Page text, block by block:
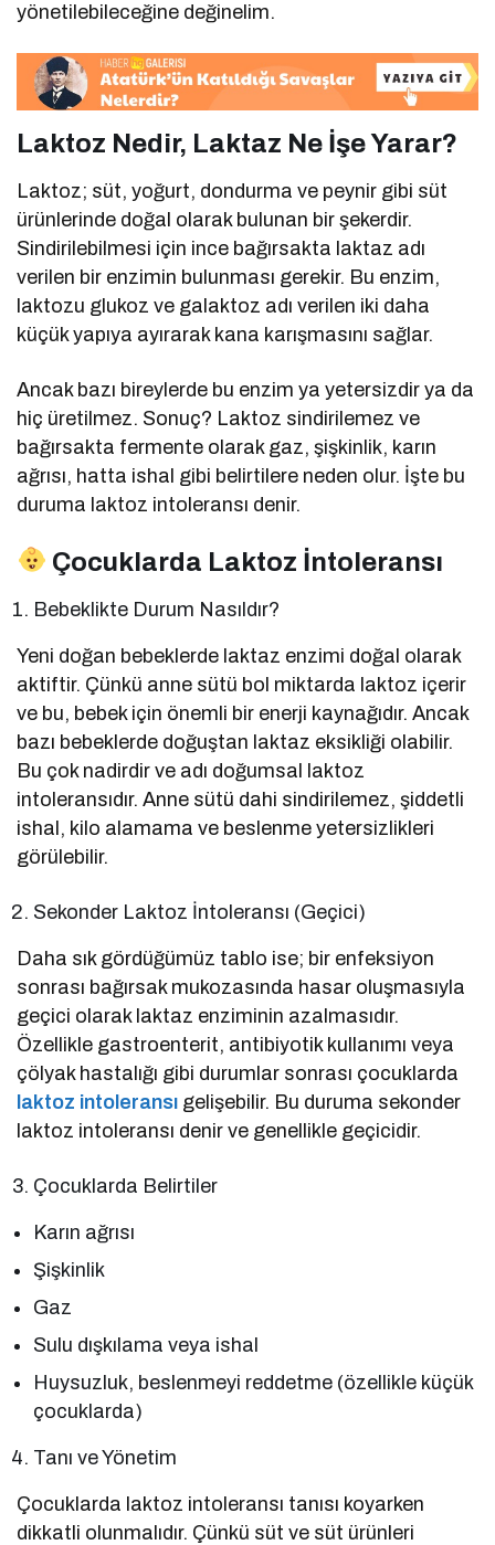
yönetilebileceğine değinelim.
Laktoz Nedir, Laktaz Ne İşe Yarar?
Laktoz; süt, yoğurt, dondurma ve peynir gibi süt
ürünlerinde doğal olarak bulunan bir şekerdir.
Sindirilebilmesi için ince bağırsakta laktaz adı
verilen bir enzimin bulunması gerekir. Bu enzim,
laktozu glukoz ve galaktoz adı verilen iki daha
küçük yapıya ayırarak kana karışmasını sağlar.
Ancak bazı bireylerde bu enzim ya yetersizdir ya da
hiç üretilmez. Sonuç? Laktoz sindirilemez ve
bağırsakta fermente olarak gaz, şişkinlik, karın
ağrısı, hatta ishal gibi belirtilere neden olur. İşte bu
duruma laktoz intoleransı denir.
Çocuklarda Laktoz İntoleransı
Bebeklikte Durum Nasıldır?
Yeni doğan bebeklerde laktaz enzimi doğal olarak
aktiftir. Çünkü anne sütü bol miktarda laktoz içerir
ve bu, bebek için önemli bir enerji kaynağıdır. Ancak
bazı bebeklerde doğuştan laktaz eksikliği olabilir.
Bu çok nadirdir ve adı doğumsal laktoz
intoleransıdır. Anne sütü dahi sindirilemez, şiddetli
ishal, kilo alamama ve beslenme yetersizlikleri
görülebilir.
Sekonder Laktoz İntoleransı (Geçici)
Daha sık gördüğümüz tablo ise; bir enfeksiyon
sonrası bağırsak mukozasında hasar oluşmasıyla
geçici olarak laktaz enziminin azalmasıdır.
Özellikle gastroenterit, antibiyotik kullanımı veya
çölyak hastalığı gibi durumlar sonrası çocuklarda
laktoz intoleransı gelişebilir. Bu duruma sekonder
laktoz intoleransı denir ve genellikle geçicidir.
Çocuklarda Belirtiler
Karın ağrısı
Şişkinlik
Gaz
Sulu dışkılama veya ishal
Huysuzluk, beslenmeyi reddetme (özellikle küçük
çocuklarda)
Tanı ve Yönetim
Çocuklarda laktoz intoleransı tanısı koyarken
dikkatli olunmalıdır. Çünkü süt ve süt ürünleri